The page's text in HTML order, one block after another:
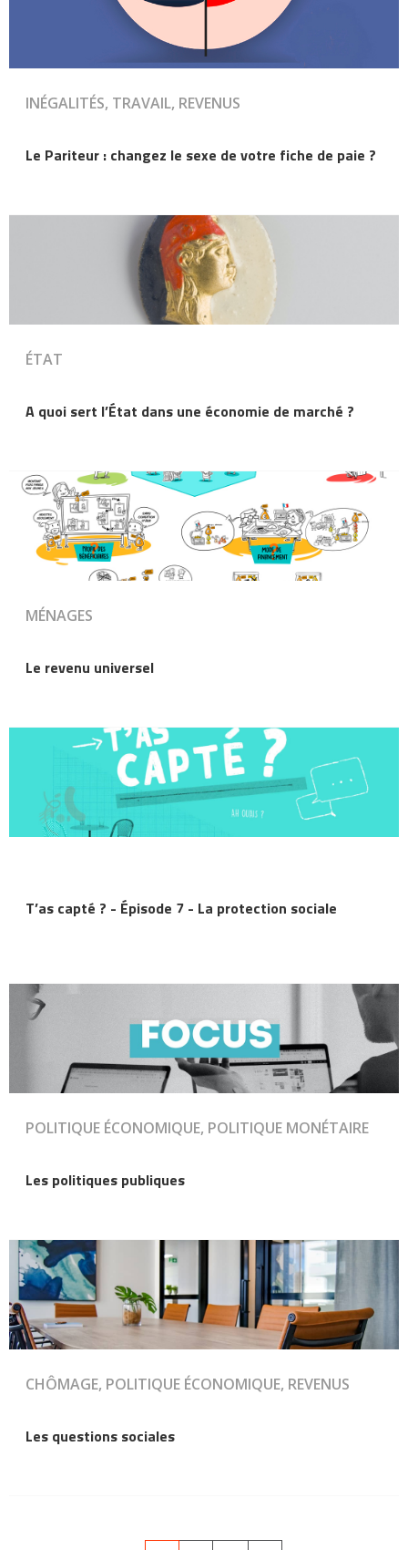
INÉGALITÉS, TRAVAIL, REVENUS
Le Pariteur : changez le sexe de votre fiche de paie ?
ÉTAT
A quoi sert l’État dans une économie de marché ?
MÉNAGES
Le revenu universel
T’as capté ? - Épisode 7 - La protection sociale
POLITIQUE ÉCONOMIQUE, POLITIQUE MONÉTAIRE
Les politiques publiques
CHÔMAGE, POLITIQUE ÉCONOMIQUE, REVENUS
Les questions sociales